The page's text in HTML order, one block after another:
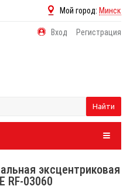
Мой город: Минск
Вход Регистрация
Найти
эксцентриковая
RF-03060